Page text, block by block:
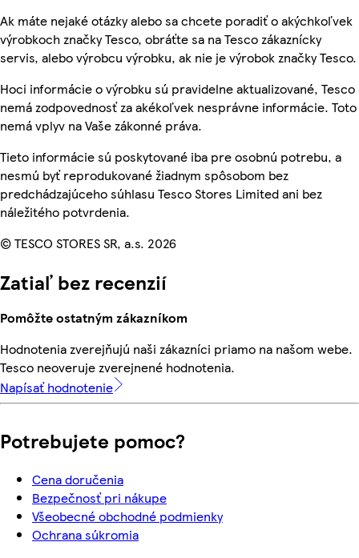
Ak máte nejaké otázky alebo sa chcete poradiť o akýchkoľvek
výrobkoch značky Tesco, obráťte sa na Tesco zákaznícky
servis, alebo výrobcu výrobku, ak nie je výrobok značky Tesco.
Hoci informácie o výrobku sú pravidelne aktualizované, Tesco
nemá zodpovednosť za akékoľvek nesprávne informácie. Toto
nemá vplyv na Vaše zákonné práva.
Tieto informácie sú poskytované iba pre osobnú potrebu, a
nesmú byť reprodukované žiadnym spôsobom bez
predchádzajúceho súhlasu Tesco Stores Limited ani bez
náležitého potvrdenia.
© TESCO STORES SR, a.s. 2026
Zatiaľ bez recenzií
Pomôžte ostatným zákazníkom
Hodnotenia zverejňujú naši zákazníci priamo na našom webe.
Tesco neoveruje zverejnené hodnotenia.
Napísať hodnotenie
Potrebujete pomoc?
Cena doručenia
Bezpečnosť pri nákupe
Všeobecné obchodné podmienky
Ochrana súkromia